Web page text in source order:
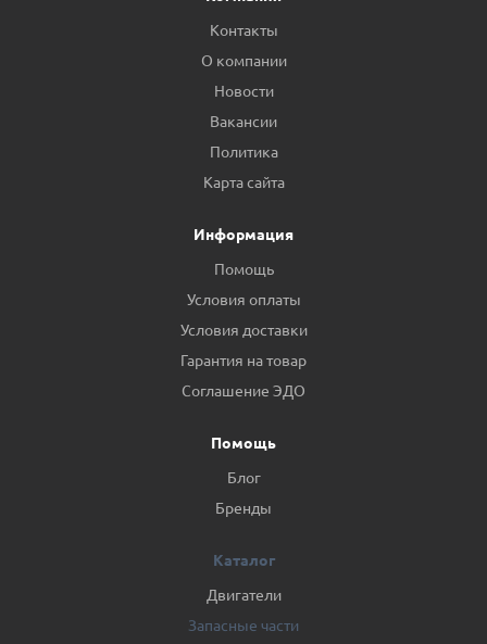
Контакты
О компании
Новости
Вакансии
Политика
Карта сайта
Информация
Помощь
Условия оплаты
Условия доставки
Гарантия на товар
Соглашение ЭДО
Помощь
Блог
Бренды
Каталог
Двигатели
Запасные части